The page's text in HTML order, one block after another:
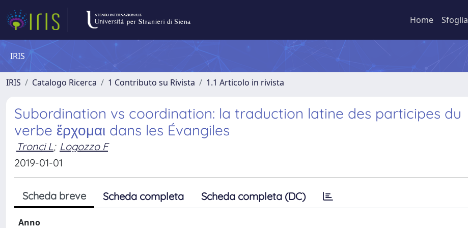
Home Sfoglia
IRIS
IRIS Catalogo Ricerca 1 Contributo su Rivista 1.1 Articolo in rivista
Subordination vs coordination: la traduction latine des participes du
verbe ἔρχομαι dans les Évangiles
Tronci L; Logozzo F
2019-01-01
Scheda breve Scheda completa Scheda completa (DC)
Anno